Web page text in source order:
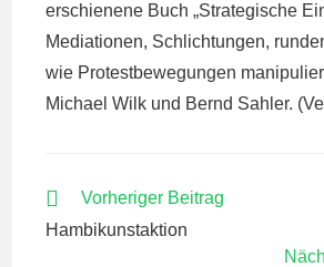
erschienene Buch „Strategische
Mediationen, Schlichtungen,
wie Protestbewegungen
Michael Wilk und Bernd Sahler.
WEITERE
ANSEHEN
Vorheriger Beitrag
Hambikunstaktion